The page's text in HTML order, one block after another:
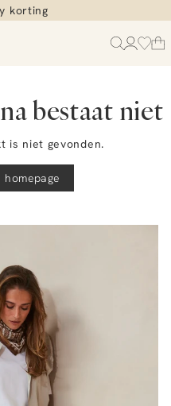
korting
bestaat niet
is niet gevonden.